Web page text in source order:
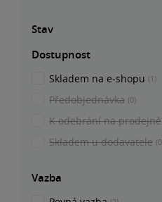
Stav
Dostupnost
Skladem na e-shopu (1)
Předobjednávka (0)
K odebrání na prodejně
Skladem u dodavatele
Vazba